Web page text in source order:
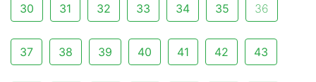
30 31 32 33 34 35 36
37 38 39 40 41 42 43